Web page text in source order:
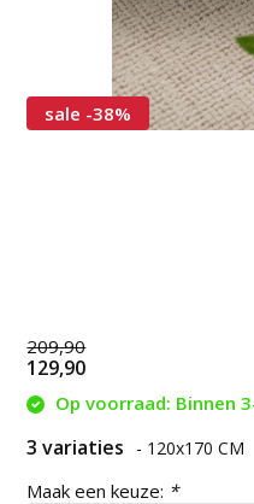
sale -38%
209,90
129,90
Op voorraad: Binnen
3 variaties - 120x170 CM
Maak een keuze: *